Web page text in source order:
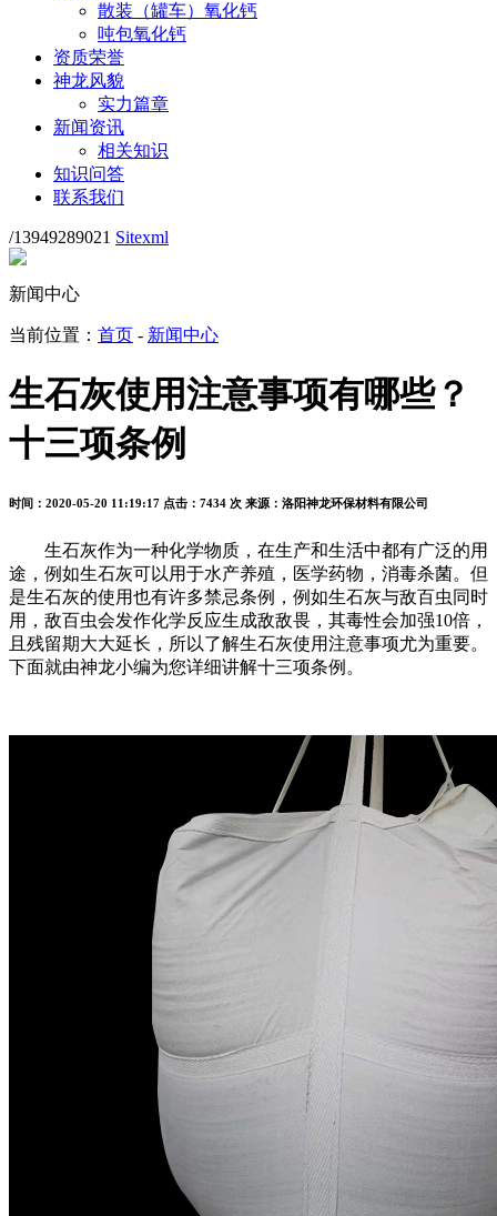
散装（罐车）氧化钙
吨包氧化钙
资质荣誉
神龙风貌
实力篇章
新闻资讯
相关知识
知识问答
联系我们
/13949289021 Sitexml
新闻中心
当前位置： 首页 - 新闻中心
生石灰使用注意事项有哪些？
十三项条例
时间：2020-05-20 11:19:17 点击：7434 次 来源：洛阳神龙环保材料有限公司
生石灰作为一种化学物质，在生产和生活中都有广泛的用
途，例如生石灰可以用于水产养殖，医学药物，消毒杀菌。但
是生石灰的使用也有许多禁忌条例，例如生石灰与敌百虫同时
用，敌百虫会发作化学反应生成敌敌畏，其毒性会加强10倍，
且残留期大大延长，所以了解生石灰使用注意事项尤为重要。
下面就由神龙小编为您详细讲解十三项条例。